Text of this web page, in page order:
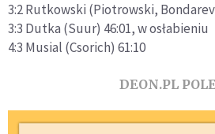
3:2 Rutkowski (Piotrowski,
3:3 Dutka (Suur) 46:01, w osłabieniu
4:3 Musial (Csorich) 61:10
DEON.PL